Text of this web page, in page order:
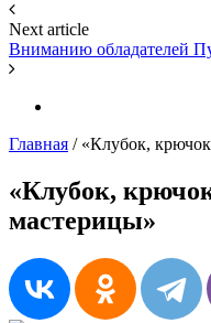
Next article
Вниманию обладателей
Главная / «Клубок,
«Клубок,
мастерицы»